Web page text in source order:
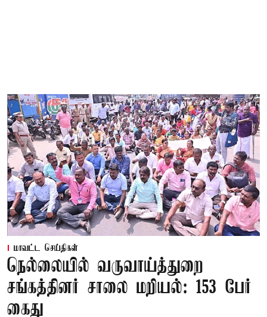
மாவட்ட செய்திகள்
நெல்லையில் வருவாய்த்துறை
சங்கத்தினர் சாலை மறியல்: 153 பேர்
கைது